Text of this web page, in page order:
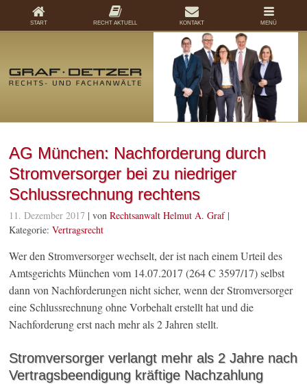
AG München: Nachforderung durch
Stromversorger bei zu niedriger
Schlussrechnung rechtens
11. Dezember 2017 | vonRechtsanwalt Helmut A. Graf|
Kategorie:Vertragsrecht
Wer den Stromversorger wechselt, der ist nach einem Urteil des
Amtsgerichts München vom 14.07.2017 (264 C 3597/17) selbst
dann von Nachforderungen nicht sicher, wenn der Stromversorger
eine Schlussrechnung ohne Vorbehalt erstellt hat und die
Nachforderung erst nach mehr als 2 Jahren stellt.
Stromversorger verlangt mehr als 2 Jahre nach
Vertragsbeendigung kräftige Nachzahlung
START RECHT AKTUELL KONTAKT MENÜ